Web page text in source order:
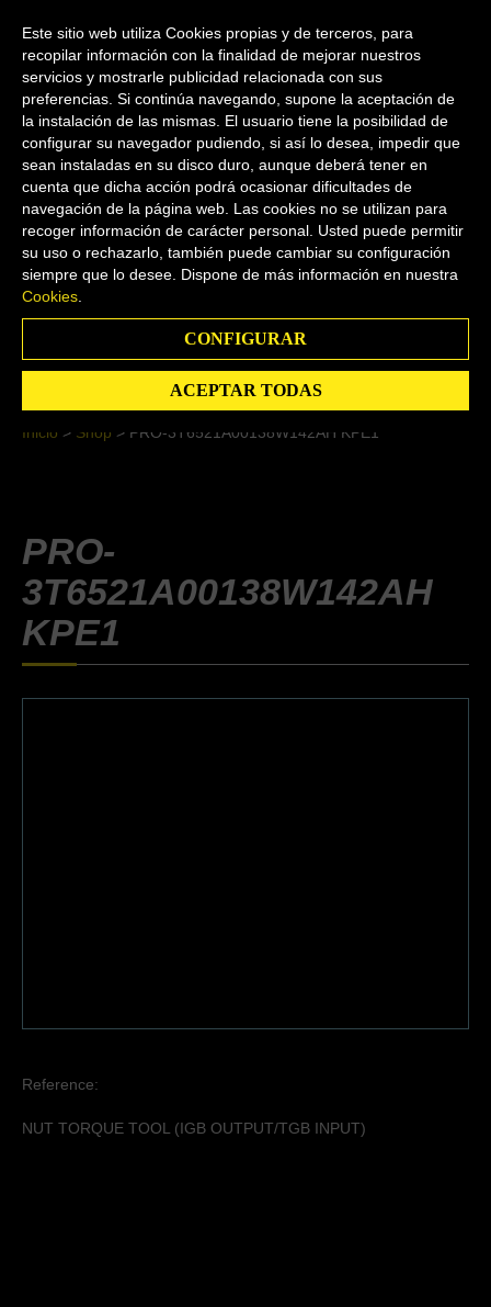
Este sitio web utiliza Cookies propias y de terceros, para
recopilar información con la finalidad de mejorar nuestros
servicios y mostrarle publicidad relacionada con sus
preferencias. Si continúa navegando, supone la aceptación de
la instalación de las mismas. El usuario tiene la posibilidad de
configurar su navegador pudiendo, si así lo desea, impedir que
sean instaladas en su disco duro, aunque deberá tener en
cuenta que dicha acción podrá ocasionar dificultades de
navegación de la página web. Las cookies no se utilizan para
recoger información de carácter personal. Usted puede permitir
su uso o rechazarlo, también puede cambiar su configuración
siempre que lo desee. Dispone de más información en nuestra
Cookies
CONFIGURAR
ACEPTAR TODAS
My Account
Español
Shop
Inicio > Shop > PRO-3T6521A00138W142AH KPE1
PRO-
3T6521A00138W142AH
KPE1
Reference:
NUT TORQUE TOOL (IGB OUTPUT/TGB INPUT)